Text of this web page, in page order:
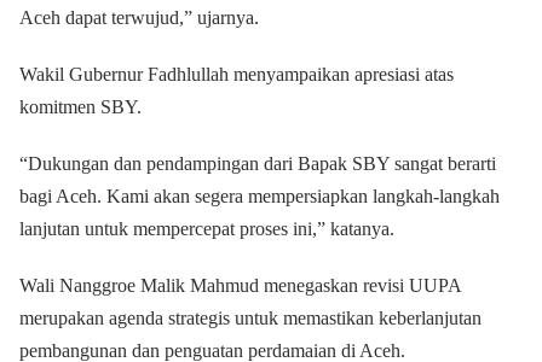
Aceh dapat terwujud,” ujarnya.
Wakil Gubernur Fadhlullah menyampaikan apresiasi atas
komitmen SBY.
“Dukungan dan pendampingan dari Bapak SBY sangat berarti
bagi Aceh. Kami akan segera mempersiapkan langkah-langkah
lanjutan untuk mempercepat proses ini,” katanya.
Wali Nanggroe Malik Mahmud menegaskan revisi UUPA
merupakan agenda strategis untuk memastikan keberlanjutan
pembangunan dan penguatan perdamaian di Aceh.